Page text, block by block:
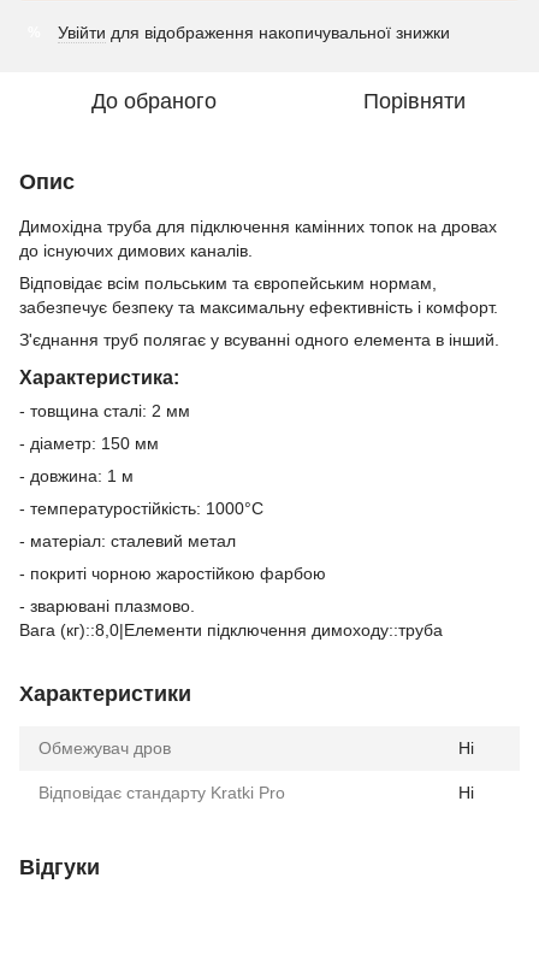
Увійти для відображення накопичувальної знижки
До обраного Порівняти
Опис
Димохідна труба для підключення камінних топок на дровах
до існуючих димових каналів.
Відповідає всім польським та європейським нормам,
забезпечує безпеку та максимальну ефективність і комфорт.
З'єднання труб полягає у всуванні одного елемента в інший.
Характеристика:
- товщина сталі: 2 мм
- діаметр: 150 мм
- довжина: 1 м
- температуростійкість: 1000°C
- матеріал: сталевий метал
- покриті чорною жаростійкою фарбою
- зварювані плазмово.
Вага (кг)::8,0|Елементи підключення димоходу::труба
Характеристики
Обмежувач дров Ні
Відповідає стандарту Kratki Pro Ні
Відгуки